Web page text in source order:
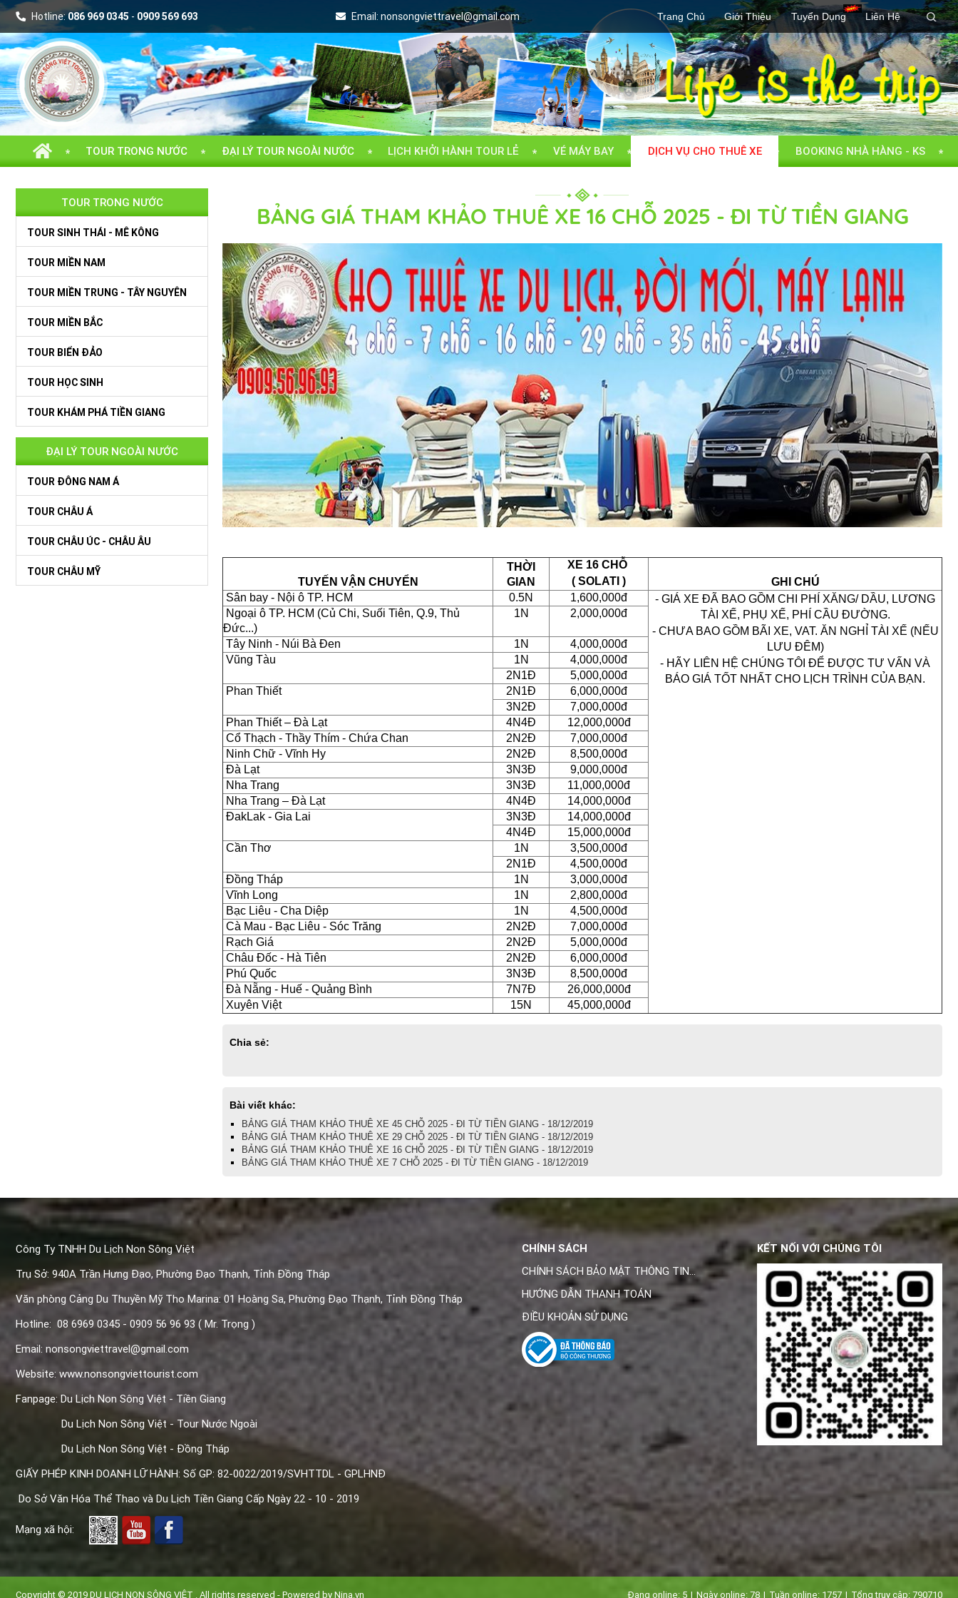
Hotline:086 969 0345 - 0909 569 693 Email: nonsongviettravel@gmail.com Trang Chủ Giới Thiệu Tuyển Dụng Liên Hệ
TOUR TRONG NƯỚC ĐẠI LÝ TOUR NGOÀI NƯỚC LỊCH KHỞI HÀNH TOUR LẺ VÉ MÁY BAY DỊCH VỤ CHO THUÊ XE BOOKING NHÀ HÀNG - KS
TOUR TRONG NƯỚC
TOUR SINH THÁI - MÊ KÔNG
TOUR MIỀN NAM
TOUR MIỀN TRUNG - TÂY NGUYÊN
TOUR MIỀN BẮC
TOUR BIỂN ĐẢO
TOUR HỌC SINH
TOUR KHÁM PHÁ TIỀN GIANG
ĐẠI LÝ TOUR NGOÀI NƯỚC
TOUR ĐÔNG NAM Á
TOUR CHÂU Á
TOUR CHÂU ÚC - CHÂU ÂU
TOUR CHÂU MỸ
BẢNG GIÁ THAM KHẢO THUÊ XE 16 CHỖ 2025 - ĐI TỪ TIỀN GIANG
TUYẾN VẬN CHUYỂN
THỜI
GIAN
XE 16 CHỖ
( SOLATI )
GHI CHÚ
Sân bay - Nội ô TP. HCM
0.5N 1,600,000đ - GIÁ XE ĐÃ BAO GỒM CHI PHÍ XĂNG/ DẦU, LƯƠNG
TÀI XẾ, PHỤ XẾ, PHÍ CẦU ĐƯỜNG.
- CHƯA BAO GỒM BÃI XE, VAT. ĂN NGHỈ TÀI XẾ (NẾU
LƯU ĐÊM)
- HÃY LIÊN HỆ CHÚNG TÔI ĐỂ ĐƯỢC TƯ VẤN VÀ
BÁO GIÁ TỐT NHẤT CHO LỊCH TRÌNH CỦA BẠN.
Ngoại ô TP. HCM (Củ Chi, Suối Tiên, Q.9, Thủ
Đức...)
1N 2,000,000đ
Tây Ninh - Núi Bà Đen 1N
4,000,000đ
Vũng Tàu
1N
4,000,000đ
2N1Đ
5,000,000đ
Phan Thiết
2N1Đ
6,000,000đ
3N2Đ
7,000,000đ
Phan Thiết – Đà Lạt
4N4Đ
12,000,000đ
Cổ Thạch - Thầy Thím - Chứa Chan
2N2Đ
7,000,000đ
Ninh Chữ - Vĩnh Hy
2N2Đ
8,500,000đ
Đà Lạt
3N3Đ
9,000,000đ
Nha Trang
3N3Đ
11,000,000đ
Nha Trang – Đà Lạt
4N4Đ
14,000,000đ
ĐakLak - Gia Lai
3N3Đ
14,000,000đ
4N4Đ
15,000,000đ
Cần Thơ
1N
3,500,000đ
2N1Đ
4,500,000đ
Đồng Tháp
1N
3,000,000đ
Vĩnh Long
1N
2,800,000đ
Bạc Liêu - Cha Diệp
1N
4,500,000đ
Cà Mau - Bạc Liêu - Sóc Trăng
2N2Đ
7,000,000đ
Rạch Giá
2N2Đ
5,000,000đ
Châu Đốc - Hà Tiên
2N2Đ
6,000,000đ
Phú Quốc
3N3Đ
8,500,000đ
Đà Nẵng - Huế - Quảng Bình
7N7Đ
26,000,000đ
Xuyên Việt
15N 45,000,000đ
Chia sẻ:
Bài viết khác:
BẢNG GIÁ THAM KHẢO THUÊ XE 45 CHỖ 2025 - ĐI TỪ TIỀN GIANG - 18/12/2019
BẢNG GIÁ THAM KHẢO THUÊ XE 29 CHỖ 2025 - ĐI TỪ TIỀN GIANG - 18/12/2019
BẢNG GIÁ THAM KHẢO THUÊ XE 16 CHỖ 2025 - ĐI TỪ TIỀN GIANG - 18/12/2019
BẢNG GIÁ THAM KHẢO THUÊ XE 7 CHỖ 2025 - ĐI TỪ TIỀN GIANG - 18/12/2019
Công Ty TNHH Du Lịch Non Sông Việt
Trụ Sở: 940A Trần Hưng Đạo, Phường Đạo Thạnh, Tỉnh Đồng Tháp
Văn phòng Cảng Du Thuyền Mỹ Tho Marina: 01 Hoàng Sa, Phường Đạo Thạnh, Tỉnh Đồng Tháp
Hotline: 08 6969 0345 - 0909 56 96 93 ( Mr. Trọng )
Email: nonsongviettravel@gmail.com
Website: www.nonsongviettourist.com
Fanpage: Du Lịch Non Sông Việt - Tiền Giang
Du Lịch Non Sông Việt - Tour Nước Ngoài
Du Lịch Non Sông Việt - Đồng Tháp
GIẤY PHÉP KINH DOANH LỮ HÀNH: Số GP: 82-0022/2019/SVHTTDL - GPLHNĐ
Do Sở Văn Hóa Thể Thao và Du Lịch Tiền Giang Cấp Ngày 22 - 10 - 2019
Mạng xã hội:
CHÍNH SÁCH
CHÍNH SÁCH BẢO MẬT THÔNG TIN
KHÁCH HÀNG
HƯỚNG DẪN THANH TOÁN
ĐIỀU KHOẢN SỬ DỤNG
KẾT NỐI VỚI CHÚNG TÔI
Copyright © 2019 DU LỊCH NON SÔNG VIỆT . All rights reserved - Powered by Nina.vn Đang online: 5 | Ngày online: 78 | Tuần online: 1757 | Tổng truy cập: 790710